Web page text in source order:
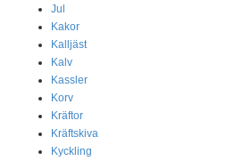
Jul
Kakor
Kalljäst
Kalv
Kassler
Korv
Kräftor
Kräftskiva
Kyckling